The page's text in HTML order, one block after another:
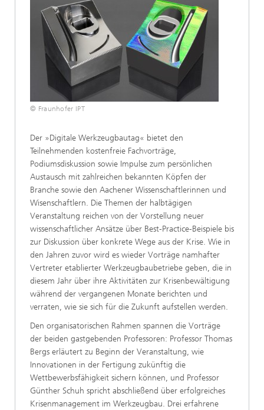
© Fraunhofer IPT
Der »Digitale Werkzeugbautag« bietet den
Teilnehmenden kostenfreie Fachvorträge,
Podiumsdiskussion sowie Impulse zum persönlichen
Austausch mit zahlreichen bekannten Köpfen der
Branche sowie den Aachener Wissenschaftlerinnen und
Wisenschaftlern. Die Themen der halbtägigen
Veranstaltung reichen von der Vorstellung neuer
wissenschaftlicher Ansätze über Best-Practice-Beispiele bis
zur Diskussion über konkrete Wege aus der Krise. Wie in
den Jahren zuvor wird es wieder Vorträge namhafter
Vertreter etablierter Werkzeugbaubetriebe geben, die in
diesem Jahr über ihre Aktivitäten zur Krisenbewältigung
während der vergangenen Monate berichten und
verraten, wie sie sich für die Zukunft aufstellen werden.
Den organisatorischen Rahmen spannen die Vorträge
der beiden gastgebenden Professoren: Professor Thomas
Bergs erläutert zu Beginn der Veranstaltung, wie
Innovationen in der Fertigung zukünftig die
Wettbewerbsfähigkeit sichern können, und Professor
Günther Schuh spricht abschließend über erfolgreiches
Krisenmanagement im Werkzeugbau. Drei erfahrene